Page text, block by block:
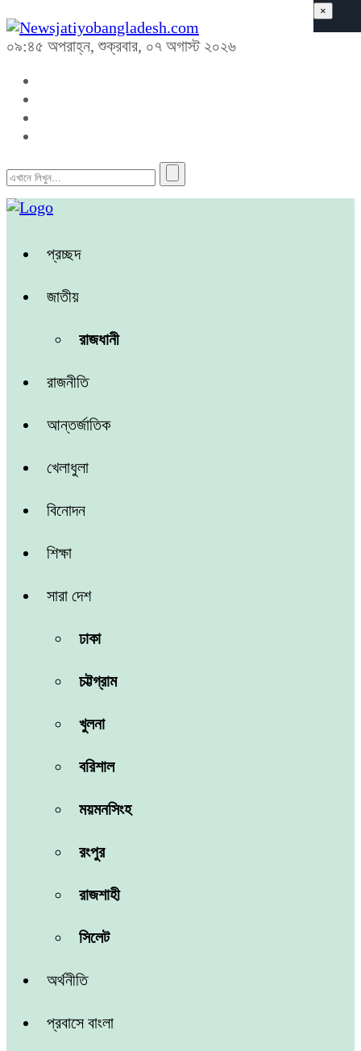
০৯:৪৫ অপরাহ্ন, শুক্রবার, ০৭ অগাস্ট ২০২৬
প্রচ্ছদ
জাতীয়
রাজধানী
রাজনীতি
আন্তর্জাতিক
খেলাধুলা
বিনোদন
শিক্ষা
সারা দেশ
ঢাকা
চট্টগ্রাম
খুলনা
বরিশাল
ময়মনসিংহ
রংপুর
রাজশাহী
সিলেট
অর্থনীতি
প্রবাসে বাংলা
×